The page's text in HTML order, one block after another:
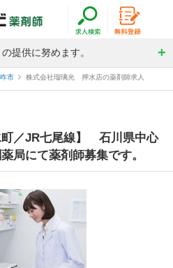
提供に努めます。
市 株式会社瑠璃光 押水店の薬剤師求人
町／JR七尾線】 石川県中心
局にて薬剤師募集です。